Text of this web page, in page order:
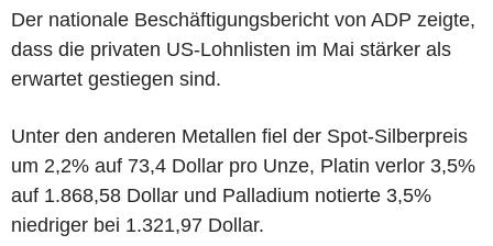
Der nationale Beschäftigungsbericht von ADP zeigte,
dass die privaten US-Lohnlisten im Mai stärker als
erwartet gestiegen sind.
Unter den anderen Metallen fiel der Spot-Silberpreis
um 2,2% auf 73,4 Dollar pro Unze, Platin verlor 3,5%
auf 1.868,58 Dollar und Palladium notierte 3,5%
niedriger bei 1.321,97 Dollar.